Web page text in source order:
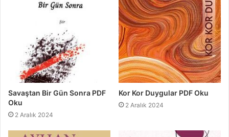
Savaştan Bir Gün Sonra PDF
Oku
2 Aralık 2024
Kor Kor Duygular PDF Oku
2 Aralık 2024